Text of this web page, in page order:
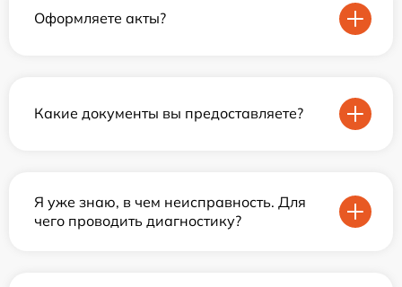
Оформляете акты?
Какие документы вы предоставляете?
Я уже знаю, в чем неисправность. Для
чего проводить диагностику?